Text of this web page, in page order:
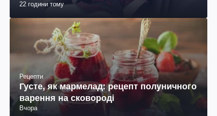
22 години тому
Рецепти
Густе, як мармелад: рецепт полуничного
варення на сковороді
Вчора